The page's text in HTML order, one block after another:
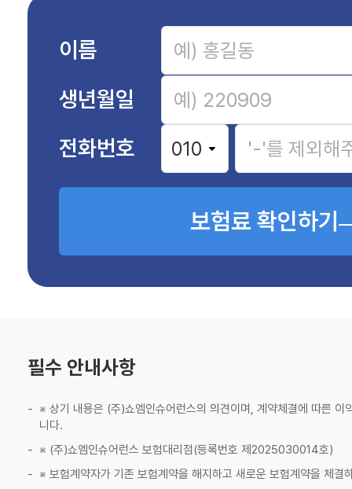
이름
생년월일
전화번호
보험료 확인하기
필수 안내사항
※ 상기 내용은 (주)쇼엠인슈어런스의 의견이며, 계약체결에 따른 이
니다.
※ (주)쇼엠인슈어런스 보험대리점(등록번호 제2025030014호)
※ 보험계약자가 기존 보험계약을 해지하고 새로운 보험계약을 체결